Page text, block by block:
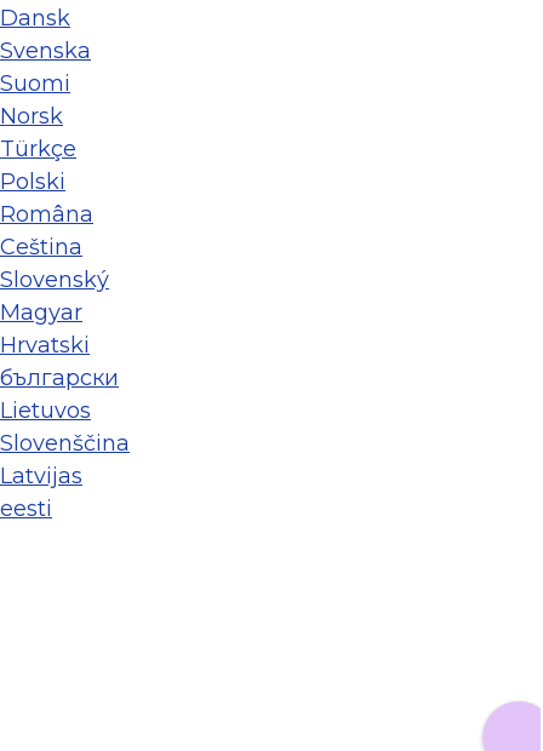
Dansk
Svenska
Suomi
Norsk
Türkçe
Polski
Româna
Ceština
Slovenský
Magyar
Hrvatski
български
Lietuvos
Slovenščina
Latvijas
eesti